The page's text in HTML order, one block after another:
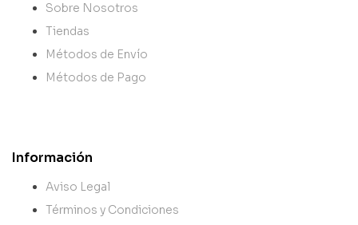
Sobre Nosotros
Tiendas
Métodos de Envío
Métodos de Pago
Información
Aviso Legal
Términos y Condiciones